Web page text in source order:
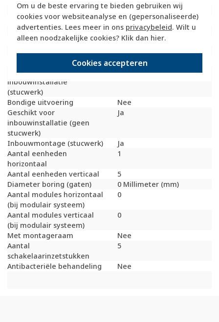
Om u de beste ervaring te bieden gebruiken wij
cookies voor websiteanalyse en (gepersonaliseerde)
advertenties. Lees meer in ons privacybeleid. Wilt u
alleen noodzakelijke cookies? Klik dan hier.
Cookies accepteren
Slagvastheid
IK05
Beschermingsgraad (IP)
IP20
Geschikt voor vloerpot
Nee
Transparant
Nee
Uitvoering oppervlakte
Mat
Geschikt voor wandgoot
Ja
Geschikt voor
inbouwinstallatie
(stucwerk)
Ja
Bondige uitvoering
Nee
Geschikt voor
inbouwinstallatie (geen
stucwerk)
Ja
Inbouwmontage (stucwerk)
Ja
Aantal eenheden
horizontaal
1
Aantal eenheden verticaal
5
Diameter boring (gaten)
0 Millimeter (mm)
Aantal modules horizontaal
(bij modulair systeem)
0
Aantal modules verticaal
(bij modulair systeem)
0
Met montageraam
Nee
Aantal
schakelaarinzetstukken
5
Antibacteriële behandeling Nee